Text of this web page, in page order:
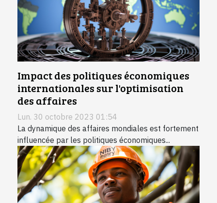
Impact des politiques économiques
internationales sur l'optimisation
des affaires
Lun. 30 octobre 2023 01:54
La dynamique des affaires mondiales est fortement
influencée par les politiques économiques...